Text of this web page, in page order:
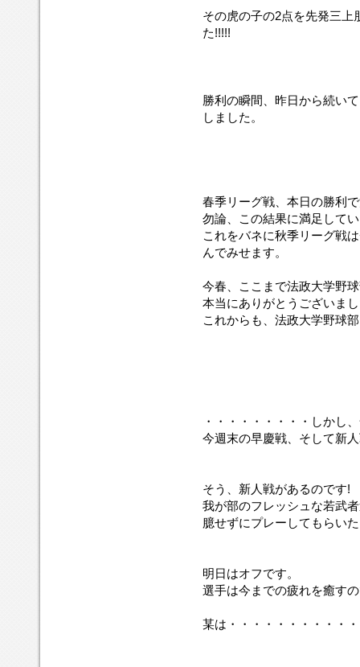
その虎の子の2点を先発三上
た!!!!!
勝利の瞬間、昨日から続い
しました。
春季リーグ戦、本日の勝利
勿論、この結果に満足して
これをバネに秋季リーグ戦
んでみせます。
今春、ここまで法政大学野
本当にありがとうございま
これからも、法政大学野球
・・・・・・・・・しかし
今週末の早慶戦、そして新
そう、新人戦があるのです!
我が部のフレッシュな若武
臆せずにプレーしてもらい
明日はオフです。
選手は今までの疲れを癒す
某は・・・・・・・・・・